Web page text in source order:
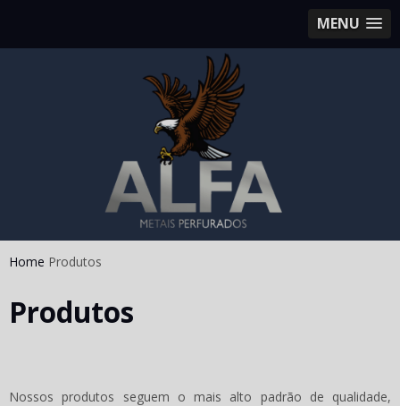
MENU
Home Produtos
Produtos
Nossos produtos seguem o mais alto padrão de qualidade,